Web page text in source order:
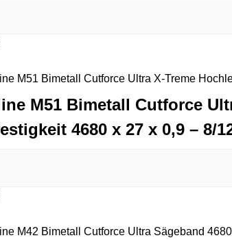
M51 Bimetall Cutforce
4680 x 27 x 0,9 – 8/